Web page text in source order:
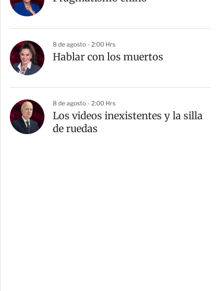
8 de agosto - 2:00 Hrs
Hablar con los muertos
8 de agosto - 2:00 Hrs
Los videos inexistentes y la silla
de ruedas